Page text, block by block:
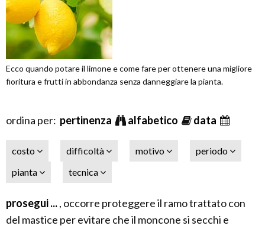
Ecco quando potare il limone e come fare per ottenere una migliore
fioritura e frutti in abbondanza senza danneggiare la pianta.
ordina per: pertinenza alfabetico data
costo difficoltà motivo
periodo
pianta
tecnica
prosegui ..., occorre proteggere il ramo trattato con
del mastice per evitare che il moncone si secchi e